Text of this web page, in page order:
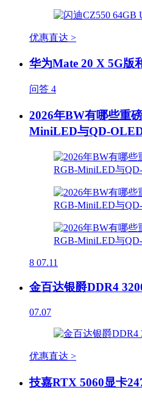
优惠直达 >
华为Mate 20 X 5G版
问答 4
2026年BW有哪些重
MiniLED与QD-
8 07.11
金百达银爵DDR4
07.07
优惠直达 >
技嘉RTX 5060显卡